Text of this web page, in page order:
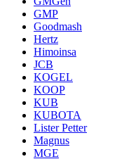
GMP
Goodmash
Hertz
Himoinsa
JCB
KOGEL
KOOP
KUB
KUBOTA
Lister Petter
Magnus
MGE